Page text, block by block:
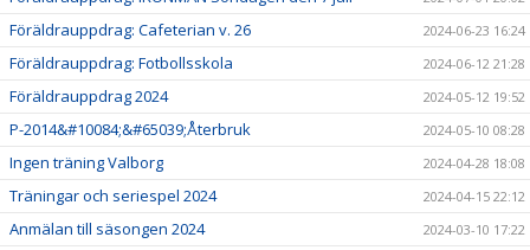
Föräldrauppdrag: Cafeterian v. 26 2024-06-23 16:24
Föräldrauppdrag: Fotbollsskola 2024-06-12 21:28
Föräldrauppdrag 2024 2024-05-12 19:52
P-2014&#10084;&#65039;Återbruk 2024-05-10 08:28
Ingen träning Valborg 2024-04-28 18:08
Träningar och seriespel 2024 2024-04-15 22:12
Anmälan till säsongen 2024 2024-03-10 17:22